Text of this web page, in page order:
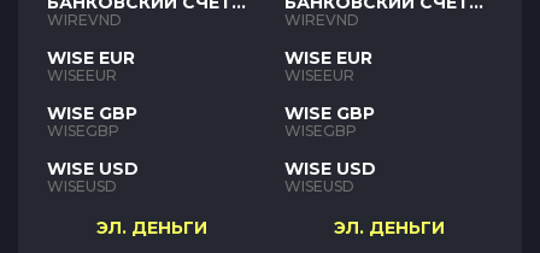
VND
WIREVND
WISE EUR
WISEEUR
WISE GBP
WISEGBP
WISE USD
WISEUSD
ЭЛ. ДЕНЬГИ
VND
WIREVND
WISE EUR
WISEEUR
WISE GBP
WISEGBP
WISE USD
WISEUSD
ЭЛ. ДЕНЬГИ